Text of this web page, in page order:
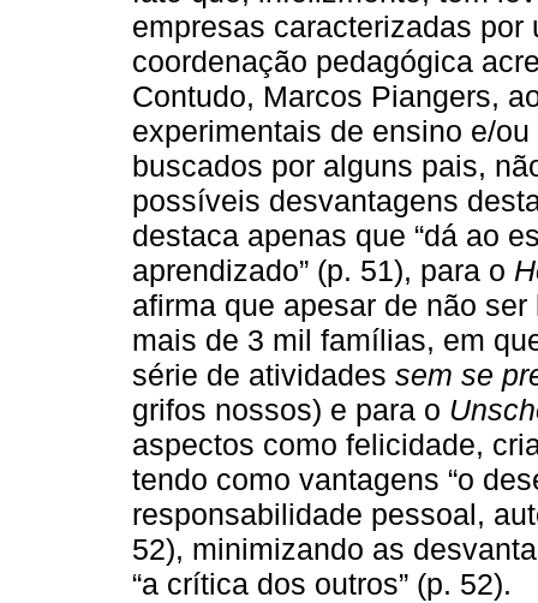
empresas caracterizadas
coordenação pedagógica
Contudo, Marcos Piangers,
experimentais de ensino e/
buscados por alguns pais,
possíveis desvantagens
destaca apenas que “dá ao
aprendizado” (p. 51), para o
afirma que apesar de não
mais de 3 mil famílias, em
série de atividades sem se
grifos nossos) e para o
aspectos como felicidade,
tendo como vantagens “o
responsabilidade pessoal,
52), minimizando as
“a crítica dos outros” (p. 52).